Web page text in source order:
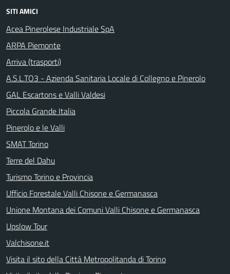
SITI AMICI
Acea Pinerolese Industriale SpA
ARPA Piemonte
Arriva (trasporti)
A.S.L.TO3 - Azienda Sanitaria Locale di Collegno e Pinerolo
GAL Escartons e Valli Valdesi
Piccola Grande Italia
Pinerolo e le Valli
SMAT Torino
Terre del Dahu
Turismo Torino e Provincia
Ufficio Forestale Valli Chisone e Germanasca
Unione Montana dei Comuni Valli Chisone e Germanasca
Upslow Tour
Valchisone.it
Visita il sito della Città Metropolitanda di Torino